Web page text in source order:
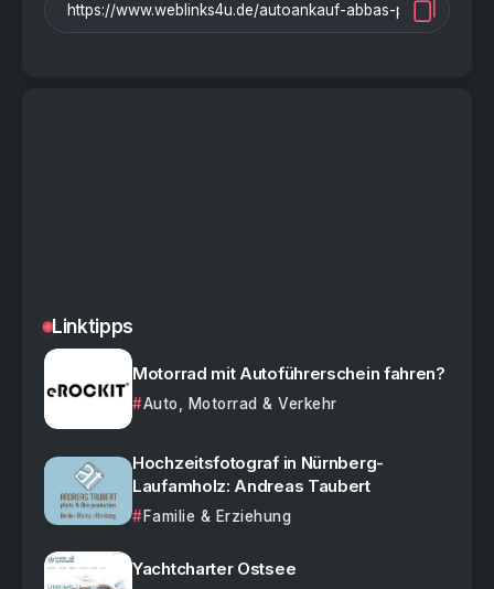
Linktipps
Motorrad mit Autoführerschein fahren?
Auto, Motorrad & Verkehr
Hochzeitsfotograf in Nürnberg-
Laufamholz: Andreas Taubert
Familie & Erziehung
Yachtcharter Ostsee